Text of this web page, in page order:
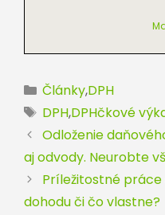
Kategórie
Články,DPH
Značky
DPH,DPHčkové
Odloženie
aj odvody. Neurobte
Príležitostné
dohodu či čo vlastne?